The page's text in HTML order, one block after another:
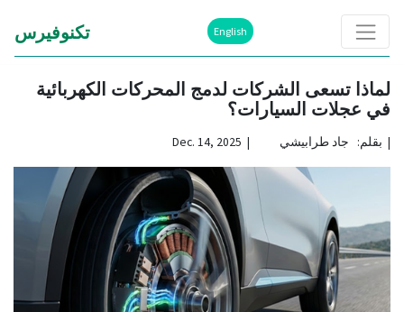
English تكنوفيرس
لماذا تسعى الشركات لدمج المحركات الكهربائية
في عجلات السيارات؟
| بقلم: جاد طرابيشي | Dec. 14, 2025